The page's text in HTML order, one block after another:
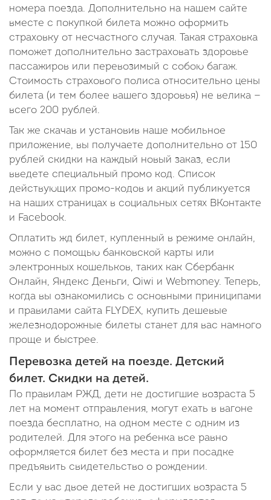
номера поезда. Дополнительно на нашем сайте
вместе с покупкой билета можно оформить
страховку от несчастного случая. Такая страховка
поможет дополнительно застраховать здоровье
пассажиров или перевозимый с собою багаж.
Стоимость страхового полиса относительно цены
билета (и тем более вашего здоровья) не велика —
всего 200 рублей.
Так же скачав и установив наше мобильное
приложение, вы получаете дополнительно от 150
рублей скидки на каждый новый заказ, если
введете специальный промо код. Список
действующих промо-кодов и акций публикуется
на наших страницах в социальных сетях ВКонтакте
и Facebook.
Оплатить жд билет, купленный в режиме онлайн,
можно с помощью банковской карты или
электронных кошельков, таких как Сбербанк
Онлайн, Яндекс Деньги, Qiwi и Webmoney. Теперь,
когда вы ознакомились с основными приниципами
и правилами сайта FLYDEX, купить дешевые
железнодорожные билеты станет для вас намного
проще и быстрее.
Перевозка детей на поезде. Детский
билет. Скидки на детей.
По правилам РЖД, дети не достигшие возраста 5
лет на момент отправления, могут ехать в вагоне
поезда бесплатно, на одном месте с одним из
родителей. Для этого на ребенка все равно
оформляется билет без места и при посадке
предъявить свидетельство о рождении.
Если у вас двое детей не достигших возраста 5